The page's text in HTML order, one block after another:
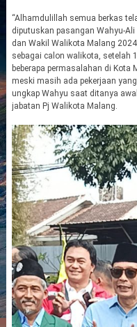
“Alhamdulillah semua berkas
diputuskan pasangan Wahyu-
dan Wakil Walikota Malang
sebagai calon walikota, setelah
beberapa permasalahan di Kota
meski masih ada pekerjaan
ungkap Wahyu saat ditanya
jabatan Pj Walikota Malang.